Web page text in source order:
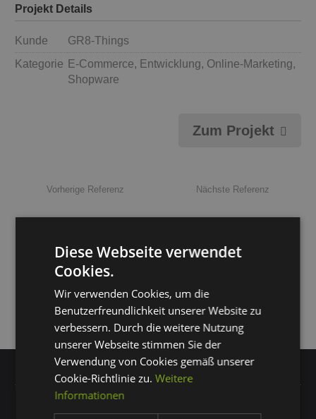
Projekt Details
Kunde
GR8-Things
Kategorie E-Commerce, Entwicklung, Online-Marketing,
Shopware
Zum Projekt
Vorherige Referenz Nächste Referenz
Standort Dresden
Diese Webseite verwendet
Cookies.
Wir verwenden Cookies, um die
Benutzerfreundlichkeit unserer Website zu
verbessern. Durch die weitere Nutzung
unserer Webseite stimmen Sie der
Verwendung von Cookies gemäß unserer
Cookie-Richtlinie zu.Weitere
Informationen